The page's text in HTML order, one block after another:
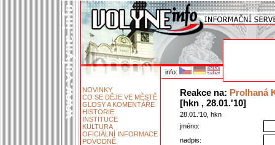
info:
NOVINKY
CO SE DĚJE VE MĚSTĚ
GLOSY A KOMENTÁŘE
HISTORIE
INSTITUCE
KULTURA
OFICIÁLNÍ INFORMACE
POVODNĚ
Reakce na: Prolhaná
[hkn , 28.01.'10]
28.01.'10, hkn
jméno:
nadpis: